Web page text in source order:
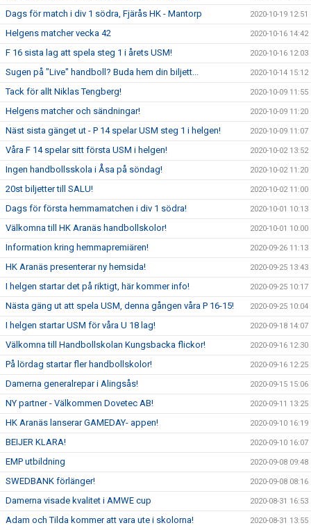
Dags för match i div 1 södra, Fjärås HK - Mantorp 2020-10-19 12:51
Helgens matcher vecka 42 2020-10-16 14:42
F 16 sista lag att spela steg 1 i årets USM! 2020-10-16 12:03
Sugen på "Live" handboll? Buda hem din biljett... 2020-10-14 15:12
Tack för allt Niklas Tengberg! 2020-10-09 11:55
Helgens matcher och sändningar! 2020-10-09 11:20
Näst sista gänget ut - P 14 spelar USM steg 1 i helgen! 2020-10-09 11:07
Våra F 14 spelar sitt första USM i helgen! 2020-10-02 13:52
Ingen handbollsskola i Åsa på söndag! 2020-10-02 11:20
20st biljetter till SALU! 2020-10-02 11:00
Dags för första hemmamatchen i div 1 södra! 2020-10-01 10:13
Välkomna till HK Aranäs handbollskolor! 2020-10-01 10:00
Information kring hemmapremiären! 2020-09-26 11:13
HK Aranäs presenterar ny hemsida! 2020-09-25 13:43
I helgen startar det på riktigt, här kommer info! 2020-09-25 10:17
Nästa gäng ut att spela USM, denna gången våra P 16-15! 2020-09-25 10:04
I helgen startar USM för våra U 18 lag! 2020-09-18 14:07
Välkomna till Handbollskolan Kungsbacka flickor! 2020-09-16 12:30
På lördag startar fler handbollskolor! 2020-09-16 12:25
Damerna generalrepar i Alingsås! 2020-09-15 15:06
NY partner - Välkommen Dovetec AB! 2020-09-11 13:25
HK Aranäs lanserar GAMEDAY- appen! 2020-09-10 16:19
BEIJER KLARA! 2020-09-10 16:07
EMP utbildning 2020-09-08 09:48
SWEDBANK förlänger! 2020-09-08 08:16
Damerna visade kvalitet i AMWE cup 2020-08-31 16:53
Adam och Tilda kommer att vara ute i skolorna! 2020-08-31 13:55